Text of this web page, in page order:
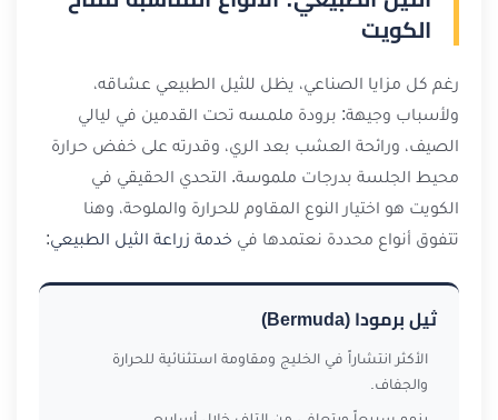
الكويت
رغم كل مزايا الصناعي، يظل للثيل الطبيعي عشاقه،
ولأسباب وجيهة: برودة ملمسه تحت القدمين في ليالي
الصيف، ورائحة العشب بعد الري، وقدرته على خفض حرارة
محيط الجلسة بدرجات ملموسة. التحدي الحقيقي في
الكويت هو اختيار النوع المقاوم للحرارة والملوحة، وهنا
تتفوق أنواع محددة نعتمدها في خدمة زراعة الثيل الطبيعي:
ثيل برمودا (Bermuda)
الأكثر انتشاراً في الخليج ومقاومة استثنائية للحرارة
والجفاف.